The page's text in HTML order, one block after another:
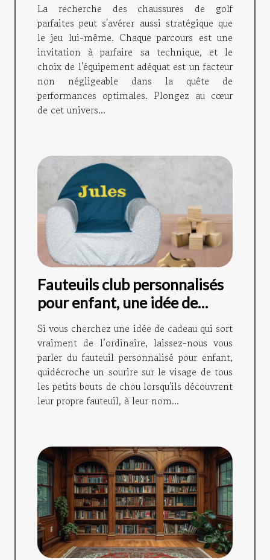
La recherche des chaussures de golf
parfaites peut s'avérer aussi stratégique que
le jeu lui-même. Chaque parcours est une
invitation à parfaire sa technique, et le
choix de l'équipement adéquat est un facteur
non négligeable dans la quête de
performances optimales. Plongez au cœur
de cet univers...
Fauteuils club personnalisés
pour enfant, une idée de
cadeau originale !
Si vous cherchez une idée de cadeau qui sort
vraiment de l’ordinaire, laissez-nous vous
parler du fauteuil personnalisé pour enfant,
quidécroche un sourire sur le visage de tous
les petits bouts de chou lorsqu'ils découvrent
leur propre fauteuil, à leur nom...